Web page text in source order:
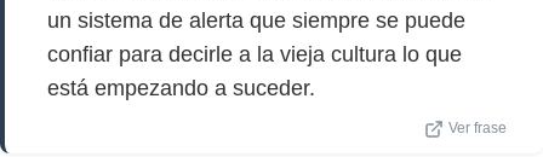
un sistema de alerta que siempre se puede
confiar para decirle a la vieja cultura lo que
está empezando a suceder.
Ver frase